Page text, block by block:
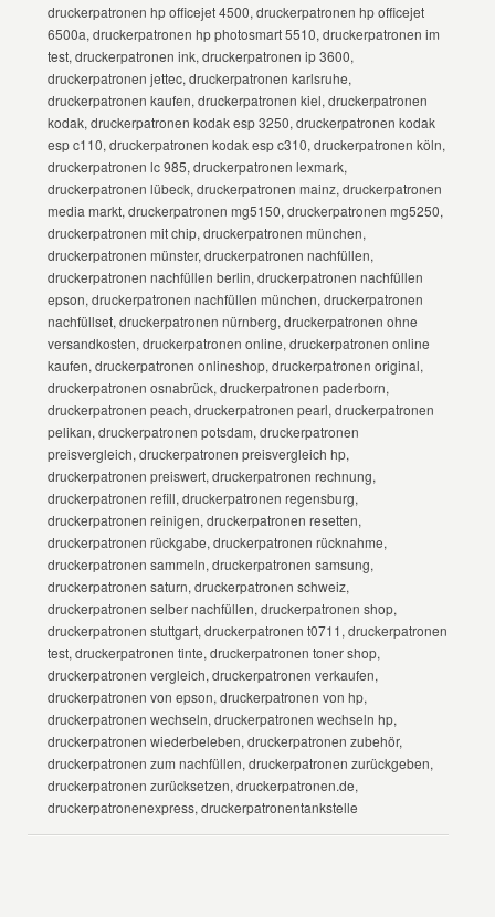
druckerpatronen hp officejet 4500, druckerpatronen hp officejet
6500a, druckerpatronen hp photosmart 5510, druckerpatronen im
test, druckerpatronen ink, druckerpatronen ip 3600,
druckerpatronen jettec, druckerpatronen karlsruhe,
druckerpatronen kaufen, druckerpatronen kiel, druckerpatronen
kodak, druckerpatronen kodak esp 3250, druckerpatronen kodak
esp c110, druckerpatronen kodak esp c310, druckerpatronen köln,
druckerpatronen lc 985, druckerpatronen lexmark,
druckerpatronen lübeck, druckerpatronen mainz, druckerpatronen
media markt, druckerpatronen mg5150, druckerpatronen mg5250,
druckerpatronen mit chip, druckerpatronen münchen,
druckerpatronen münster, druckerpatronen nachfüllen,
druckerpatronen nachfüllen berlin, druckerpatronen nachfüllen
epson, druckerpatronen nachfüllen münchen, druckerpatronen
nachfüllset, druckerpatronen nürnberg, druckerpatronen ohne
versandkosten, druckerpatronen online, druckerpatronen online
kaufen, druckerpatronen onlineshop, druckerpatronen original,
druckerpatronen osnabrück, druckerpatronen paderborn,
druckerpatronen peach, druckerpatronen pearl, druckerpatronen
pelikan, druckerpatronen potsdam, druckerpatronen
preisvergleich, druckerpatronen preisvergleich hp,
druckerpatronen preiswert, druckerpatronen rechnung,
druckerpatronen refill, druckerpatronen regensburg,
druckerpatronen reinigen, druckerpatronen resetten,
druckerpatronen rückgabe, druckerpatronen rücknahme,
druckerpatronen sammeln, druckerpatronen samsung,
druckerpatronen saturn, druckerpatronen schweiz,
druckerpatronen selber nachfüllen, druckerpatronen shop,
druckerpatronen stuttgart, druckerpatronen t0711, druckerpatronen
test, druckerpatronen tinte, druckerpatronen toner shop,
druckerpatronen vergleich, druckerpatronen verkaufen,
druckerpatronen von epson, druckerpatronen von hp,
druckerpatronen wechseln, druckerpatronen wechseln hp,
druckerpatronen wiederbeleben, druckerpatronen zubehör,
druckerpatronen zum nachfüllen, druckerpatronen zurückgeben,
druckerpatronen zurücksetzen, druckerpatronen.de,
druckerpatronenexpress, druckerpatronentankstelle